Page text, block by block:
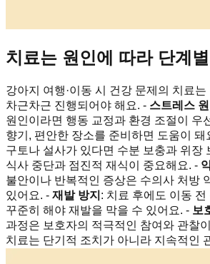
치료는 원인에 따라 단계
강아지 여행·이동 시 건강 문제의 치료
차근차근 진행되어야 해요. - 스트레스
원인이라면 행동 교정과 환경 조절이 우
향기, 편안한 장소를 준비하면 도움이 돼
구토나 설사가 있다면 수분 보충과 위장
식사 중단과 점진적 재식이 중요해요. -
불안이나 반복적인 증상은 수의사 처방
있어요. - 재발 방지 : 치료 후에도 이동
꾸준히 해야 재발을 막을 수 있어요. - 보
과정은 보호자의 적극적인 참여와 관찰
치료는 단기적 조치가 아니라 지속적인